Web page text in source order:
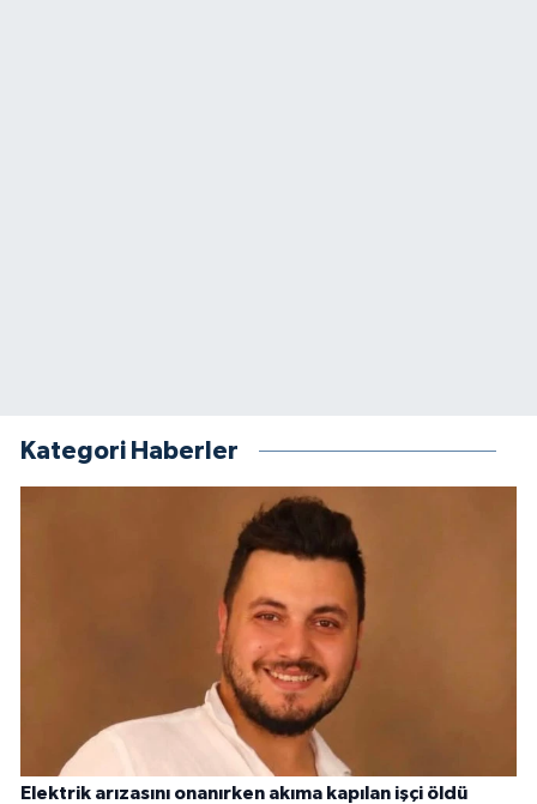
Kategori Haberler
Elektrik arızasını onanırken akıma kapılan işçi öldü